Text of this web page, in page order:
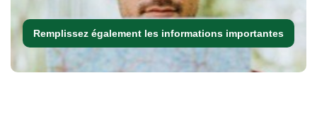
Remplissez également les informations importantes